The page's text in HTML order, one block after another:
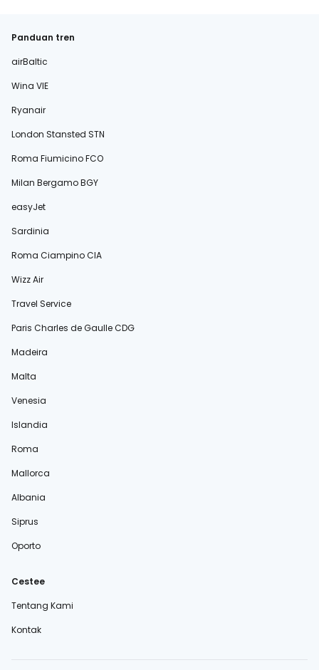
Panduan tren
airBaltic
Wina VIE
Ryanair
London Stansted STN
Roma Fiumicino FCO
Milan Bergamo BGY
easyJet
Sardinia
Roma Ciampino CIA
Wizz Air
Travel Service
Paris Charles de Gaulle CDG
Madeira
Malta
Venesia
Islandia
Roma
Mallorca
Albania
Siprus
Oporto
Cestee
Tentang Kami
Kontak